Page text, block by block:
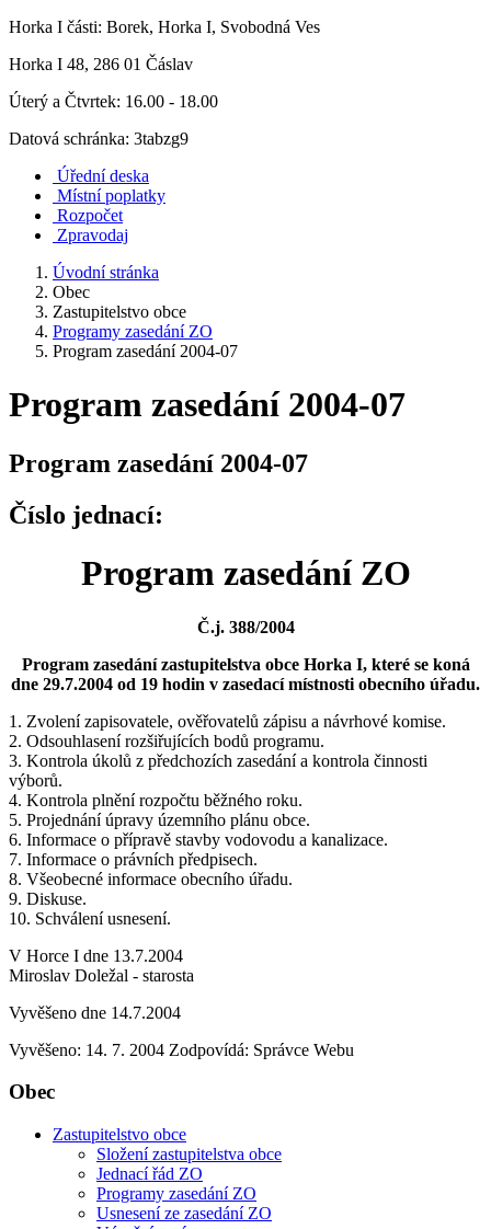
Horka I části: Borek, Horka I, Svobodná Ves
Horka I 48, 286 01 Čáslav
Úterý a Čtvrtek: 16.00 - 18.00
Datová schránka: 3tabzg9
Úřední deska
Místní poplatky
Rozpočet
Zpravodaj
Úvodní stránka
Obec
Zastupitelstvo obce
Programy zasedání ZO
Program zasedání 2004-07
Program zasedání 2004-07
Program zasedání 2004-07
Číslo jednací:
Program zasedání ZO
Č.j. 388/2004
Program zasedání zastupitelstva obce Horka I, které se koná
dne 29.7.2004 od 19 hodin v zasedací místnosti obecního úřadu.
1. Zvolení zapisovatele, ověřovatelů zápisu a návrhové komise.
2. Odsouhlasení rozšiřujících bodů programu.
3. Kontrola úkolů z předchozích zasedání a kontrola činnosti
výborů.
4. Kontrola plnění rozpočtu běžného roku.
5. Projednání úpravy územního plánu obce.
6. Informace o přípravě stavby vodovodu a kanalizace.
7. Informace o právních předpisech.
8. Všeobecné informace obecního úřadu.
9. Diskuse.
10. Schválení usnesení.
V Horce I dne 13.7.2004
Miroslav Doležal - starosta
Vyvěšeno dne 14.7.2004
Vyvěšeno: 14. 7. 2004 Zodpovídá: Správce Webu
Obec
Zastupitelstvo obce
Složení zastupitelstva obce
Jednací řád ZO
Programy zasedání ZO
Usnesení ze zasedání ZO